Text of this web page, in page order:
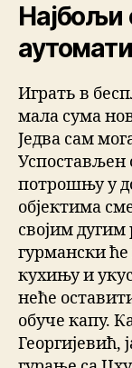
Најбољи
Играть в
мала сума
Једва сам
Успостављен
потрошњу у
објектима
својим
гурмански
кухињу и
неће
обуче капу.
Георгијевић,